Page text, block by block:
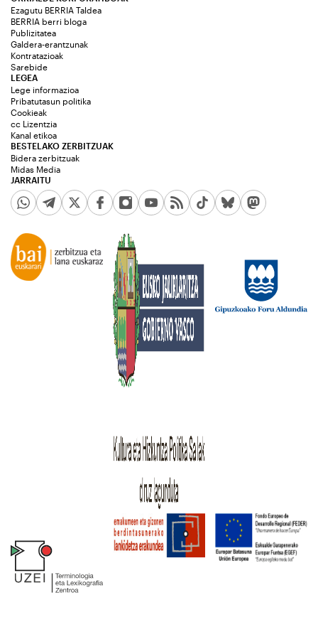
Ezagutu BERRIA Taldea
BERRIA berri bloga
Publizitatea
Galdera-erantzunak
Kontratazioak
Sarebide
JARRAITU
LEGEA
Lege informazioa
Pribatutasun politika
Cookieak
cc Lizentzia
Kanal etikoa
BESTELAKO ZERBITZUAK
Bidera zerbitzuak
Midas Media